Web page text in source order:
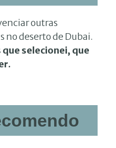
outras
no deserto de Dubai.
selecionei, que